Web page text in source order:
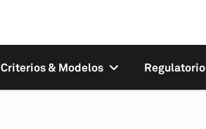
Criterios & Modelos Regulatorio